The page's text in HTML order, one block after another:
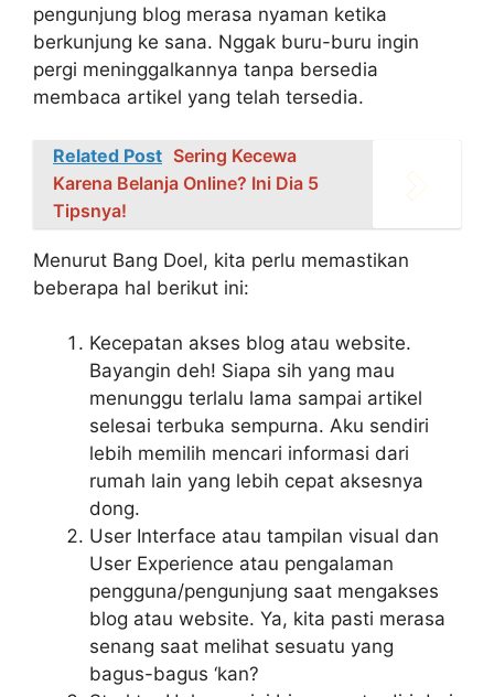
pengunjung blog merasa nyaman ketika
berkunjung ke sana. Nggak buru-buru ingin
pergi meninggalkannya tanpa bersedia
membaca artikel yang telah tersedia.
Related Post Sering Kecewa
Karena Belanja Online? Ini Dia 5
Tipsnya!
Menurut Bang Doel, kita perlu memastikan
beberapa hal berikut ini:
Kecepatan akses blog atau website.
Bayangin deh! Siapa sih yang mau
menunggu terlalu lama sampai artikel
selesai terbuka sempurna. Aku sendiri
lebih memilih mencari informasi dari
rumah lain yang lebih cepat aksesnya
dong.
User Interface atau tampilan visual dan
User Experience atau pengalaman
pengguna/pengunjung saat mengakses
blog atau website. Ya, kita pasti merasa
senang saat melihat sesuatu yang
bagus-bagus ‘kan?